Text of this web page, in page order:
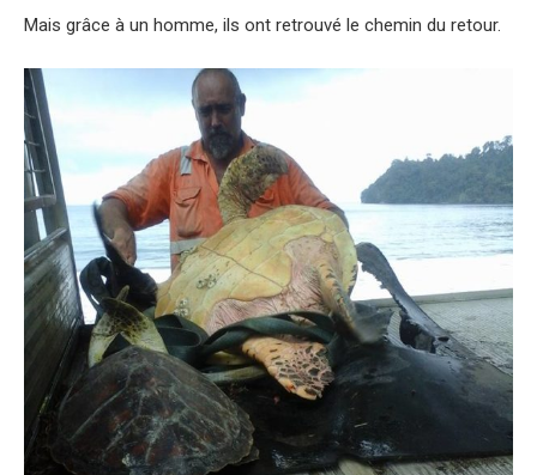
Mais grâce à un homme, ils ont retrouvé le chemin du retour.